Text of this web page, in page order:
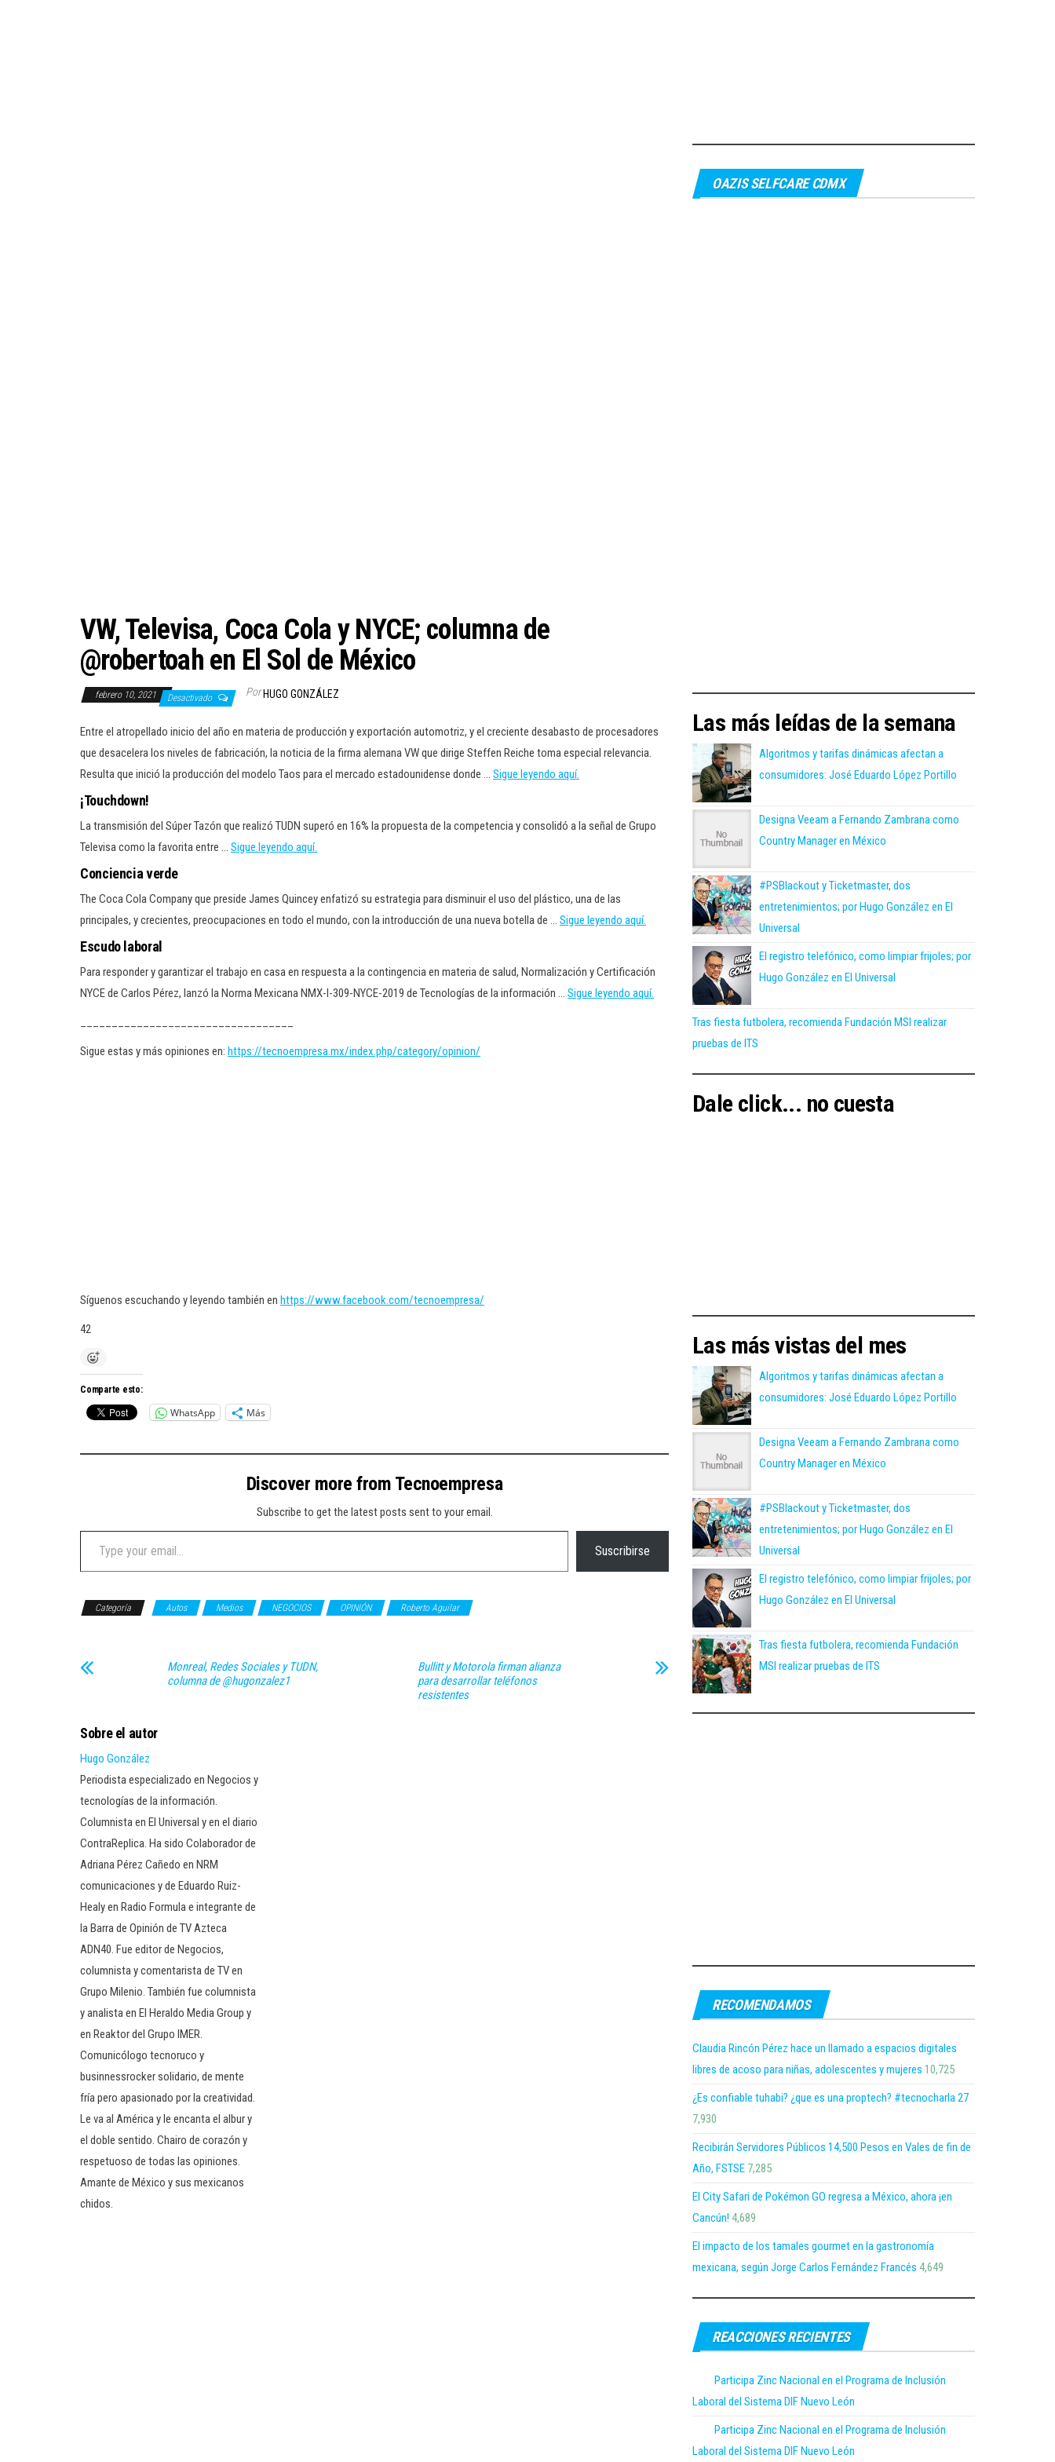
VW, Televisa, Coca Cola y NYCE; columna de
@robertoah en El Sol de México
febrero 10, 2021 Desactivado Por HUGO GONZÁLEZ
Entre el atropellado inicio del año en materia de producción y exportación automotriz, y el creciente desabasto de procesadores
que desacelera los niveles de fabricación, la noticia de la firma alemana VW que dirige Steffen Reiche toma especial relevancia.
Resulta que inició la producción del modelo Taos para el mercado estadounidense donde … Sigue leyendo aquí.
¡Touchdown!
La transmisión del Súper Tazón que realizó TUDN superó en 16% la propuesta de la competencia y consolidó a la señal de Grupo
Televisa como la favorita entre … Sigue leyendo aquí.
Conciencia verde
The Coca Cola Company que preside James Quincey enfatizó su estrategia para disminuir el uso del plástico, una de las
principales, y crecientes, preocupaciones en todo el mundo, con la introducción de una nueva botella de … Sigue leyendo aquí.
Escudo laboral
Para responder y garantizar el trabajo en casa en respuesta a la contingencia en materia de salud, Normalización y Certificación
NYCE de Carlos Pérez, lanzó la Norma Mexicana NMX-I-309-NYCE-2019 de Tecnologías de la información … Sigue leyendo aquí.
Sigue estas y más opiniones en: https://tecnoempresa.mx/index.php/category/opinion/
Síguenos escuchando y leyendo también en https://www.facebook.com/tecnoempresa/
42
Comparte esto:
WhatsApp Más
Discover more from Tecnoempresa
Subscribe to get the latest posts sent to your email.
Type your email…
Suscribirse
Categoría Autos Medios NEGOCIOS OPINIÓN Roberto Aguilar
Monreal, Redes Sociales y TUDN,
columna de @hugonzalez1
Bullitt y Motorola firman alianza
para desarrollar teléfonos
resistentes
Sobre el autor
Hugo González
Periodista especializado en Negocios y
tecnologías de la información.
Columnista en El Universal y en el diario
ContraReplica. Ha sido Colaborador de
Adriana Pérez Cañedo en NRM
comunicaciones y de Eduardo Ruiz-
Healy en Radio Formula e integrante de
la Barra de Opinión de TV Azteca
ADN40. Fue editor de Negocios,
columnista y comentarista de TV en
Grupo Milenio. También fue columnista
y analista en El Heraldo Media Group y
en Reaktor del Grupo IMER.
Comunicólogo tecnoruco y
businnessrocker solidario, de mente
fría pero apasionado por la creatividad.
Le va al América y le encanta el albur y
el doble sentido. Chairo de corazón y
respetuoso de todas las opiniones.
Amante de México y sus mexicanos
chidos.
OAZIS SELFCARE CDMX
Las más leídas de la semana
Algoritmos y tarifas dinámicas afectan a
consumidores: José Eduardo López Portillo
Designa Veeam a Fernando Zambrana como
Country Manager en México
#PSBlackout y Ticketmaster, dos
entretenimientos; por Hugo González en El
Universal
El registro telefónico, como limpiar frijoles; por
Hugo González en El Universal
Tras fiesta futbolera, recomienda Fundación MSI realizar
pruebas de ITS
Dale click... no cuesta
Las más vistas del mes
Algoritmos y tarifas dinámicas afectan a
consumidores: José Eduardo López Portillo
Designa Veeam a Fernando Zambrana como
Country Manager en México
#PSBlackout y Ticketmaster, dos
entretenimientos; por Hugo González en El
Universal
El registro telefónico, como limpiar frijoles; por
Hugo González en El Universal
Tras fiesta futbolera, recomienda Fundación
MSI realizar pruebas de ITS
RECOMENDAMOS
Claudia Rincón Pérez hace un llamado a espacios digitales
libres de acoso para niñas, adolescentes y mujeres 10,725
¿Es confiable tuhabi? ¿que es una proptech? #tecnocharla 27
7,930
Recibirán Servidores Públicos 14,500 Pesos en Vales de fin de
Año, FSTSE 7,285
El City Safari de Pokémon GO regresa a México, ahora ¡en
Cancún! 4,689
El impacto de los tamales gourmet en la gastronomía
mexicana, según Jorge Carlos Fernández Francés 4,649
REACCIONES RECIENTES
Participa Zinc Nacional en el Programa de Inclusión
Laboral del Sistema DIF Nuevo León
Participa Zinc Nacional en el Programa de Inclusión
Laboral del Sistema DIF Nuevo León